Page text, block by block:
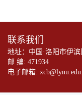
联系我们
地址：中国·洛阳市伊
邮 编: 471934
电子邮箱: